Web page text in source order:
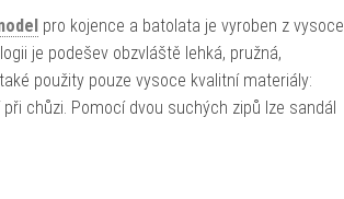
pro kojence a batolata je vyroben z vysoce
je podešev obzvláště lehká, pružná,
použity pouze vysoce kvalitní materiály:
chůzi. Pomocí dvou suchých zipů lze sandál